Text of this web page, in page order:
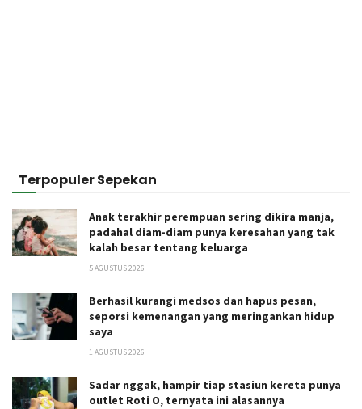
Terpopuler Sepekan
Anak terakhir perempuan sering dikira manja,
padahal diam-diam punya keresahan yang tak
kalah besar tentang keluarga
5 AGUSTUS 2026
Berhasil kurangi medsos dan hapus pesan,
seporsi kemenangan yang meringankan hidup
saya
1 AGUSTUS 2026
Sadar nggak, hampir tiap stasiun kereta punya
outlet Roti O, ternyata ini alasannya